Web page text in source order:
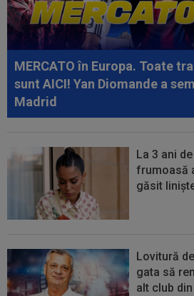
Verdictul final dat de TAS
13:36 EXCLUSIV
Ilie Dumitrescu
Ioan Varga la CFR Cluj și n-a mai
MERCATO în Europa. Toate
sunt AICI! Yan Diomande a
Madrid
La 3 ani
frumoasă
găsit
Lovitură
gata să
alt club